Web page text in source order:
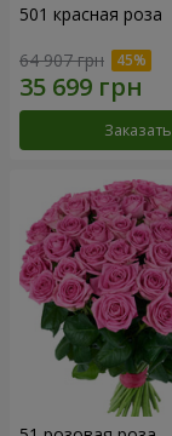
501 красная роза
64 907 грн
Заказать